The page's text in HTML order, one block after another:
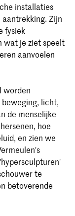
installaties
aantrekking. Zijn
fysiek
wat je ziet speelt
aanvoelen
worden
licht,
de menselijke
hoe
en zien we
te
betoverende